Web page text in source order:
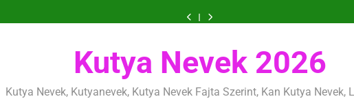
szeretettel,
amit
héten
kezdj
el
amik
szólnak
és
szeretettel,
amit
első
héten
kezdj
amik
szólnak
lefárasztása:
mentálisan
és
határok:
következetesen
Kutya Nevek 2026
Kutya Nevek, Kutyanevek, Kutya Nevek Fajta Szerint, Kan Kutya Nevek,